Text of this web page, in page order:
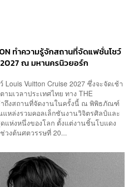
ทำความรู้จักสถานที่จัดแฟชั่นโชว์
ณ มหานครนิวยอร์ก
Vuitton Cruise 2027 ซึ่งจะจัดเช้า
มเวลาประเทศไทย ทาง THE
ล่าถึงสถานที่จัดงานในครั้งนี้ ณ พิพิธภัณฑ์
แหล่งรวมคอลเล็กชันงานวิจิตรศิลป์และ
ห่งหนึ่งของโลก ตั้งแต่งานชิ้นโบแดง
วงต้นศตวรรษที่ 20...